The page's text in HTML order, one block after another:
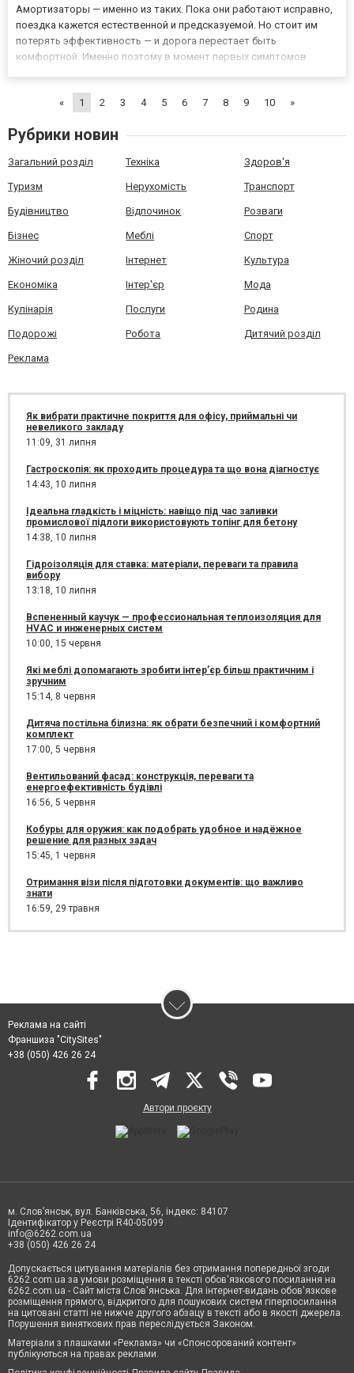
Амортизаторы — именно из таких. Пока они работают исправно,
поездка кажется естественной и предсказуемой. Но стоит им
потерять эффективность — и дорога перестает быть
комфортной. Именно поэтому в момент первых симптомов
« 1 2 3 4 5 6 7 8 9 10 »
Рубрики новин
Загальний розділ Техніка Здоров'я
Туризм Нерухомість Транспорт
Будівництво Відпочинок Розваги
Бізнес Меблі Спорт
Жіночий розділ Інтернет Культура
Економіка Інтер'єр Мода
Кулінарія Послуги Родина
Подорожі Робота Дитячий розділ
Реклама
Як вибрати практичне покриття для офісу, приймальні чи
невеликого закладу
11:09, 31 липня
Гастроскопія: як проходить процедура та що вона діагностує
14:43, 10 липня
Ідеальна гладкість і міцність: навіщо під час заливки
промислової підлоги використовують топінг для бетону
14:38, 10 липня
Гідроізоляція для ставка: матеріали, переваги та правила
вибору
13:18, 10 липня
Вспененный каучук — профессиональная теплоизоляция для
HVAC и инженерных систем
10:00, 15 червня
Які меблі допомагають зробити інтер’єр більш практичним і
зручним
15:14, 8 червня
Дитяча постільна білизна: як обрати безпечний і комфортний
комплект
17:00, 5 червня
Вентильований фасад: конструкція, переваги та
енергоефективність будівлі
16:56, 5 червня
Кобуры для оружия: как подобрать удобное и надёжное
решение для разных задач
15:45, 1 червня
Отримання візи після підготовки документів: що важливо
знати
16:59, 29 травня
Реклама на сайті
Франшиза "CitySites"
+38 (050) 426 26 24
Автори проєкту
м. Слов’янськ, вул. Банківська, 56, індекс: 84107
Ідентифікатор у Реєстрі R40-05099
info@6262.com.ua
+38 (050) 426 26 24
Допускається цитування матеріалів без отримання попередньої згоди
6262.com.ua за умови розміщення в тексті обов'язкового посилання на
6262.com.ua - Сайт міста Слов'янська. Для інтернет-видань обов'язкове
розміщення прямого, відкритого для пошукових систем гіперпосилання
на цитовані статті не нижче другого абзацу в тексті або в якості джерела.
Порушення виняткових прав переслідується Законом.
Матеріали з плашками «Реклама» чи «Спонсорований контент»
публікуються на правах реклами.